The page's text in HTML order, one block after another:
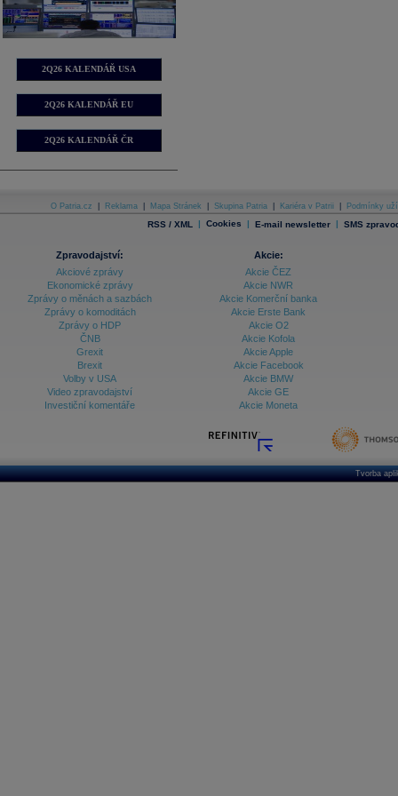
2Q26 KALENDÁŘ USA
2Q26 KALENDÁŘ EU
2Q26 KALENDÁŘ ČR
O Patria.cz Reklama Mapa Stránek Skupina Patria Kariéra v Patrii Podmínky
RSS / XML | Cookies | E-mail newsletter | SMS
Zpravodajství:
Akciové zprávy
Ekonomické zprávy
Zprávy o měnách a sazbách
Zprávy o komoditách
Zprávy o HDP
ČNB
Grexit
Brexit
Volby v USA
Video zpravodajství
Investiční komentáře
Akcie:
Akcie ČEZ
Akcie NWR
Akcie Komerční banka
Akcie Erste Bank
Akcie O2
Akcie Kofola
Akcie Apple
Akcie Facebook
Akcie BMW
Akcie GE
Akcie Moneta
Tvorba